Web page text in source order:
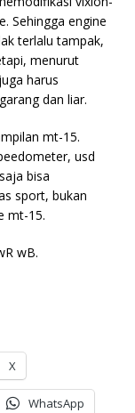
Sehingga engine
terlalu tampak,
menurut
harus
dan liar.
mt-15.
usd
bisa
sport, bukan
mt-15.
wB.
X
WhatsApp